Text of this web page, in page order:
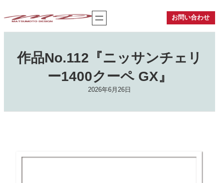
容
お問い合わせ
作品No.112『ニッサンチェリ
ー1400クーペ GX』
2026年6月26日